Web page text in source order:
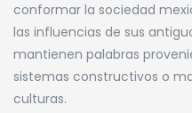
conformar la sociedad
las influencias de sus
mantienen palabras
sistemas constructivos o
culturas.